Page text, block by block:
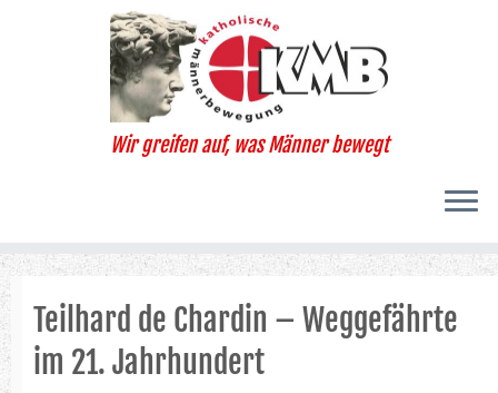
Wir greifen auf, was Männer bewegt
Teilhard de Chardin – Weggefährte
im 21. Jahrhundert